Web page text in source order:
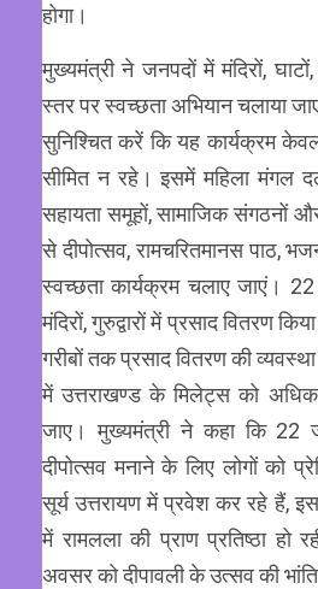
होगा।
मुख्यमंत्री ने जनपदों में मंदिरों,
स्तर पर स्वच्छता अभियान चलाया
सुनिश्चित करें कि यह कार्यक्रम
सीमित न रहे। इसमें महिला मंगल
सहायता समूहों, सामाजिक संगठनों
से दीपोत्सव, रामचरितमानस पाठ,
स्वच्छता कार्यक्रम चलाए जाएं।
मंदिरों, गुरुद्वारों में प्रसाद वितरण
गरीबों तक प्रसाद वितरण की
में उत्तराखण्ड के मिलेट्स को
जाए। मुख्यमंत्री ने कहा कि 22
दीपोत्सव मनाने के लिए लोगों को
सूर्य उत्तरायण में प्रवेश कर रहे हैं,
में रामलला की प्राण प्रतिष्ठा
अवसर को दीपावली के उत्सव की भांति